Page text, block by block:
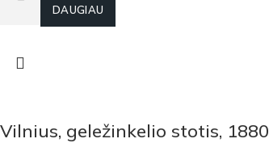
DAUGIAU
Vilnius, geležinkelio stotis, 1880